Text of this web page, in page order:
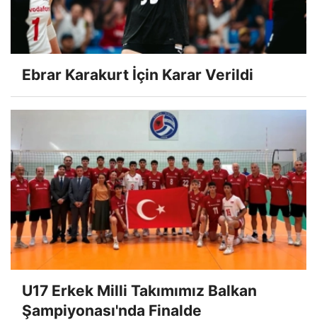
Ebrar Karakurt İçin Karar Verildi
U17 Erkek Milli Takımımız Balkan
Şampiyonası'nda Finalde